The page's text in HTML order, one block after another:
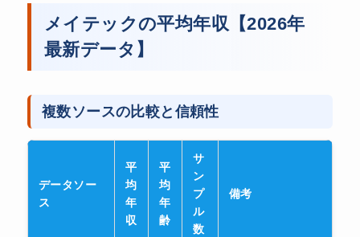
メイテックの平均年収【2026年
最新データ】
複数ソースの比較と信頼性
データソー
ス
平
均
年
収
平
均
年
齢
サ
ン
プ
ル
数
備考